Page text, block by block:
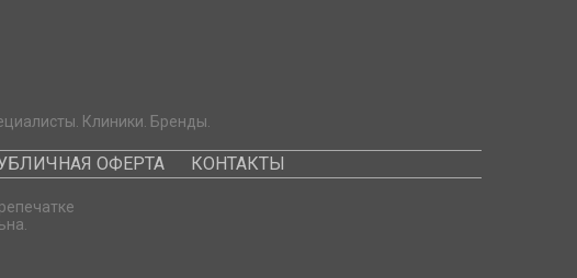
Клиники. Бренды.
ОФЕРТА КОНТАКТЫ